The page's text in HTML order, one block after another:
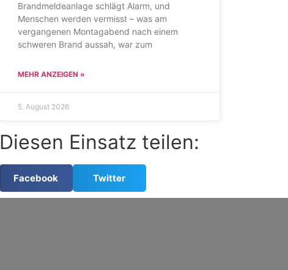
Brandmeldeanlage schlägt Alarm, und
Menschen werden vermisst – was am
vergangenen Montagabend nach einem
schweren Brand aussah, war zum
MEHR ANZEIGEN »
5. August 2026
Diesen Einsatz teilen:
Facebook Twitter